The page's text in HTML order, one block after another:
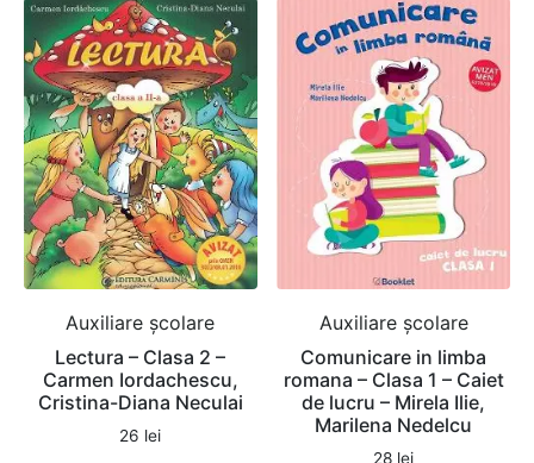
Auxiliare şcolare
Lectura – Clasa 2 –
Carmen Iordachescu,
Cristina-Diana Neculai
26 lei
Auxiliare şcolare
Comunicare in limba
romana – Clasa 1 – Caiet
de lucru – Mirela Ilie,
Marilena Nedelcu
28 lei